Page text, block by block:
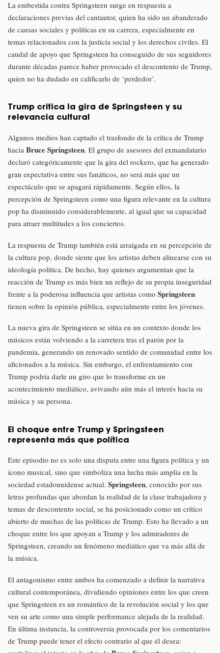
La embestida contra Springsteen surge en respuesta a
declaraciones previas del cantautor, quien ha sido un abanderado
de causas sociales y políticas en su carrera, especialmente en
temas relacionados con la justicia social y los derechos civiles. El
caudal de apoyo que Springsteen ha conseguido de sus seguidores
durante décadas parece haber provocado el descontento de Trump,
quien no ha dudado en calificarlo de ‘perdedor’.
Trump critica la gira de Springsteen y su
relevancia cultural
Algunos medios han captado el trasfondo de la crítica de Trump
hacia Bruce Springsteen. El grupo de asesores del exmandatario
declaró categóricamente que la gira del rockero, que ha generado
gran expectativa entre sus fanáticos, no será más que un
espectáculo que se apagará rápidamente. Según ellos, la
percepción de Springsteen como una figura relevante en la cultura
pop ha disminuido considerablemente, al igual que su capacidad
para atraer multitudes a los conciertos.
La respuesta de Trump también está arraigada en su percepción de
la cultura pop, donde siente que los artistas deben alinearse con su
ideología política. De hecho, hay quienes argumentan que la
reacción de Trump es más bien un reflejo de su propia inseguridad
frente a la poderosa influencia que artistas como Springsteen
tienen sobre la opinión pública, especialmente entre los jóvenes.
La nueva gira de Springsteen se sitúa en un contexto donde los
músicos están volviendo a la carretera tras el parón por la
pandemia, generando un renovado sentido de comunidad entre los
aficionados a la música. Sin embargo, el enfrentamiento con
Trump podría darle un giro que lo transforme en un
acontecimiento mediático, avivando aún más el interés hacia su
música y su persona.
El choque entre Trump y Springsteen
representa más que política
Este episodio no es solo una disputa entre una figura política y un
ícono musical, sino que simboliza una lucha más amplia en la
sociedad estadounidense actual. Springsteen, conocido por sus
letras profundas que abordan la realidad de la clase trabajadora y
temas de descontento social, se ha posicionado como un crítico
abierto de muchas de las políticas de Trump. Esto ha llevado a un
choque entre los que apoyan a Trump y los admiradores de
Springsteen, creando un fenómeno mediático que va más allá de
la música.
El antagonismo entre ambos ha comenzado a definir la narrativa
cultural contemporánea, dividiendo opiniones entre los que creen
que Springsteen es un romántico de la revolución social y los que
ven su arte como una simple performance alejada de la realidad.
En última instancia, la controversia provocada por los comentarios
de Trump puede tener el efecto contrario al que él desea: